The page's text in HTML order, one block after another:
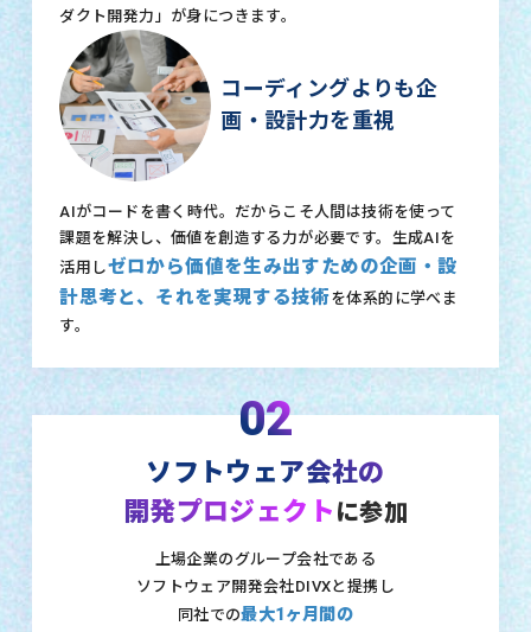
ダクト開発力」が身につきます。
コーディングよりも企
画・設計力を重視
AIがコードを書く時代。だからこそ人間は技術を使って
課題を解決し、価値を創造する力が必要です。生成AIを
活用しゼロから価値を生み出すための企画・設
計思考と、それを実現する技術を体系的に学べま
す。
02
ソフトウェア会社の
開発プロジェクト に参加
上場企業のグループ会社である
ソフトウェア開発会社DIVXと提携し
同社での最大1ヶ月間の